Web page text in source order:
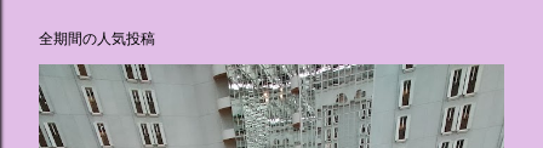
全期間の人気投稿